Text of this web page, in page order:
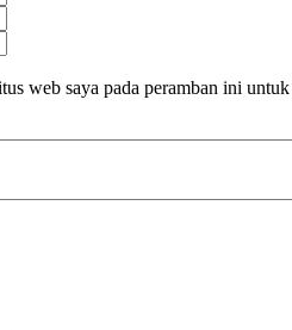
web saya pada peramban ini untuk